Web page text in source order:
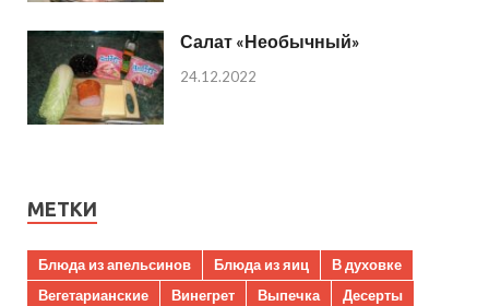
Салат «Необычный»
24.12.2022
МЕТКИ
Блюда из апельсинов Блюда из яиц
В духовке
Вегетарианские
Винегрет Выпечка
Десерты